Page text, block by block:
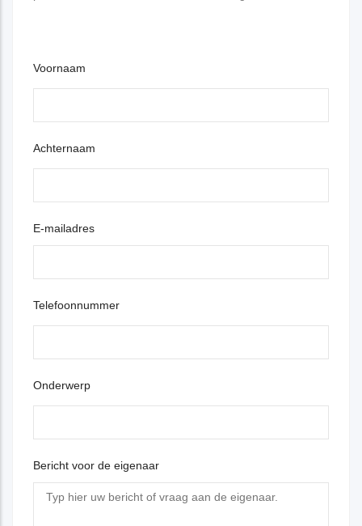
Voornaam
Achternaam
E-mailadres
Telefoonnummer
Onderwerp
Bericht voor de eigenaar